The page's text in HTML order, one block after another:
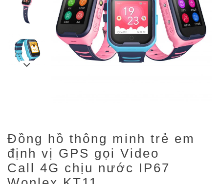
Đồng hồ thông minh trẻ em
định vị GPS gọi Video
Call 4G chịu nước IP67